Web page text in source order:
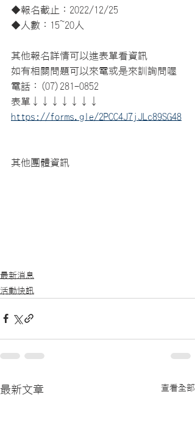
◆報名截止：2022/12/25
◆人數：15~20人
其他報名詳情可以進表單看資訊
如有相關問題可以來電或是來訓詢問喔
電話：(07)281-0852
表單↓↓↓↓↓↓↓
https://forms.gle/2PCC4J7jJLc89SG48
其他團體資訊
最新消息
活動快訊
最新文章 查看全部